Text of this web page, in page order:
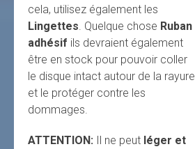
cela, utilisez également les
Lingettes. Quelque chose Ruban
adhésif ils devraient également
être en stock pour pouvoir coller
le disque intact autour de la rayure
et le protéger contre les
dommages.
ATTENTION: Il ne peut léger et